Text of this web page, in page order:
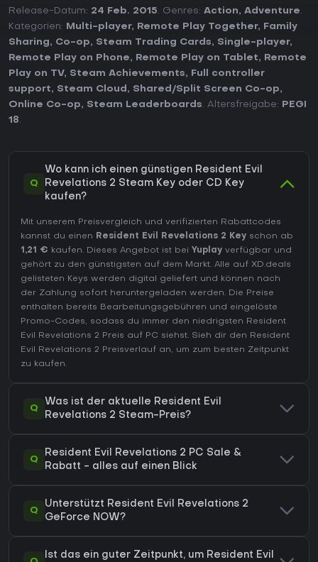
Release-Datum: 24 Feb. 2015. Genres: Action, Adventure.
Kategorien:
Multi-player, Remote Play Together,
Family
Sharing, Co-op, Steam Trading Cards, Single-player,
Remote Play on Phone, Remote Play on Tablet,
Remote
Play on TV, Steam Achievements,
Full controller
support, Steam Cloud , Shared/Split Screen Co-op,
Online Co-op, Steam Leaderboards. Altersfreigabe:
PEGI
18.
Q
Wo kann ich einen günstigen Resident Evil
Revelations 2 Steam Key oder CD Key
kaufen?
Mit unserem Preisvergleich und verifizierten Rabattcodes
kannst du einen Resident Evil Revelations 2 Key schon ab
1,21 € kaufen. Dieses Angebot ist bei Yuplay verfügbar und
gehört zu den günstigsten auf dem Markt. Alle auf XD.deals
gelisteten Keys werden digital geliefert und können nach
der Zahlung sofort heruntergeladen werden. Die Preise
enthalten bereits Bearbeitungsgebühren und eingelöste
Promo-Codes, sodass du immer den niedrigsten Resident
Evil Revelations 2 Preis auf PC siehst. Sieh dir den Resident
Evil Revelations 2 Preisverlauf an, um zum besten Zeitpunkt
zu kaufen.
Q
Was ist der aktuelle Resident Evil
Revelations 2 Steam-Preis?
Q
Resident Evil Revelations 2 PC Sale &
Rabatt - alles auf einen Blick
Q
Unterstützt Resident Evil Revelations 2
GeForce NOW?
Ist das ein guter Zeitpunkt, um Resident Evil